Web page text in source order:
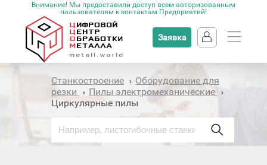
Внимание! Мы предоставили доступ всем авторизованным
пользователям к контактам Предприятий!
Заявка
Станкостроение › Оборудование для
резки
› Пилы электромеханические ›
Циркулярные пилы